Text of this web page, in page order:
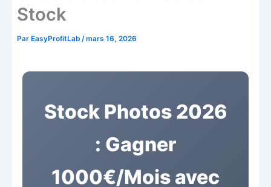
Stock
Par EasyProfitLab /mars 16, 2026
Stock Photos 2026
: Gagner
1000€/Mois avec